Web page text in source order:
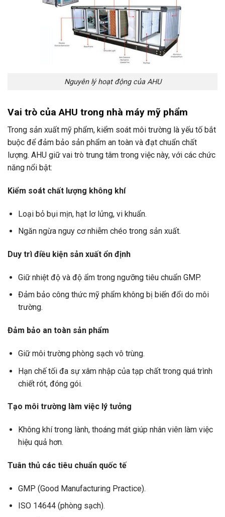
Nguyên lý hoạt động của AHU
Vai trò của AHU trong nhà máy mỹ phẩm
Trong sản xuất mỹ phẩm, kiểm soát môi trường là yếu tố bắt
buộc để đảm bảo sản phẩm an toàn và đạt chuẩn chất
lượng. AHU giữ vai trò trung tâm trong việc này, với các chức
năng nổi bật:
Kiểm soát chất lượng không khí
Loại bỏ bụi mịn, hạt lơ lửng, vi khuẩn.
Ngăn ngừa nguy cơ nhiễm chéo trong sản xuất.
Duy trì điều kiện sản xuất ổn định
Giữ nhiệt độ và độ ẩm trong ngưỡng tiêu chuẩn GMP.
Đảm bảo công thức mỹ phẩm không bị biến đổi do môi
trường.
Đảm bảo an toàn sản phẩm
Giữ môi trường phòng sạch vô trùng.
Hạn chế tối đa sự xâm nhập của tạp chất trong quá trình
chiết rót, đóng gói.
Tạo môi trường làm việc lý tưởng
Không khí trong lành, thoáng mát giúp nhân viên làm việc
hiệu quả hơn.
Tuân thủ các tiêu chuẩn quốc tế
GMP (Good Manufacturing Practice).
ISO 14644 (phòng sạch).